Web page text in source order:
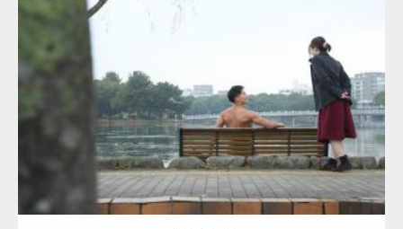
公園のマッチョ AKIHITO(細マッチョ) 背中
ダウンロード